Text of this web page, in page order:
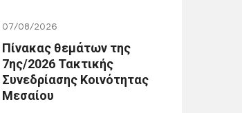
07/08/2026
Πίνακας θεμάτων της
7ης/2026 Τακτικής
Συνεδρίασης Κοινότητας
Μεσαίου